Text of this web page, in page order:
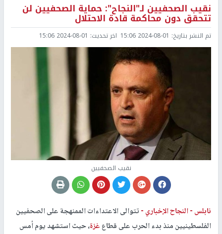
نقيب الصحفيين لـ"النجاح": حماية الصحفيين لن
تتحقق دون محاكمة قادة الاحتلال
تم النشر بتاريخ: 2024-08-01 15:06 اخر تحديث: 2024-08-01 15:06
نقيب الصحفيين
نابلس -النجاح الإخباري -تتوالى الاعتداءات الممنهجة على الصحفيين
الفلسطينيين منذ بدء الحرب على قطاعغزة، حيث استشهد يوم أمس